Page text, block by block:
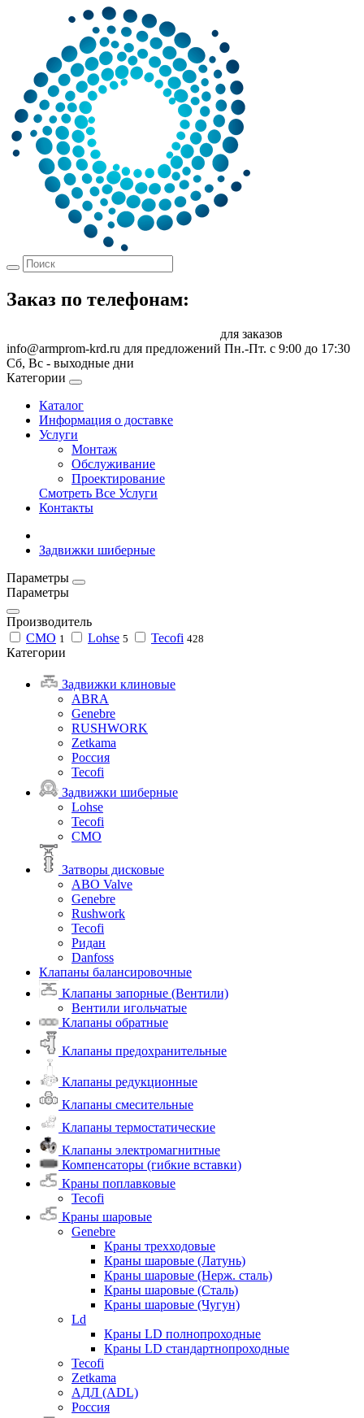
Заказ по телефонам:
для заказов
info@armprom-krd.ru для предложений Пн.-Пт. c 9:00 до 17:30
Сб, Вс - выходные дни
Категории
Каталог
Информация о доставке
Услуги
Монтаж
Обслуживание
Проектирование
Смотреть Все Услуги
Контакты
Задвижки шиберные
Параметры
Параметры
Производитель
CMO 1 Lohse 5 Tecofi 428
Категории
Задвижки клиновые
ABRA
Genebre
RUSHWORK
Zetkama
Россия
Tecofi
Задвижки шиберные
Lohse
Tecofi
СМО
Затворы дисковые
ABO Valve
Genebre
Rushwork
Tecofi
Ридан
Danfoss
Клапаны балансировочные
Клапаны запорные (Вентили)
Вентили игольчатые
Клапаны обратные
Клапаны предохранительные
Клапаны редукционные
Клапаны смесительные
Клапаны термостатические
Клапаны электромагнитные
Компенсаторы (гибкие вставки)
Краны поплавковые
Tecofi
Краны шаровые
Genebre
Краны трехходовые
Краны шаровые (Латунь)
Краны шаровые (Нерж. сталь)
Краны шаровые (Сталь)
Краны шаровые (Чугун)
Ld
Краны LD полнопроходные
Краны LD стандартнопроходные
Tecofi
Zetkama
АДЛ (ADL)
Россия